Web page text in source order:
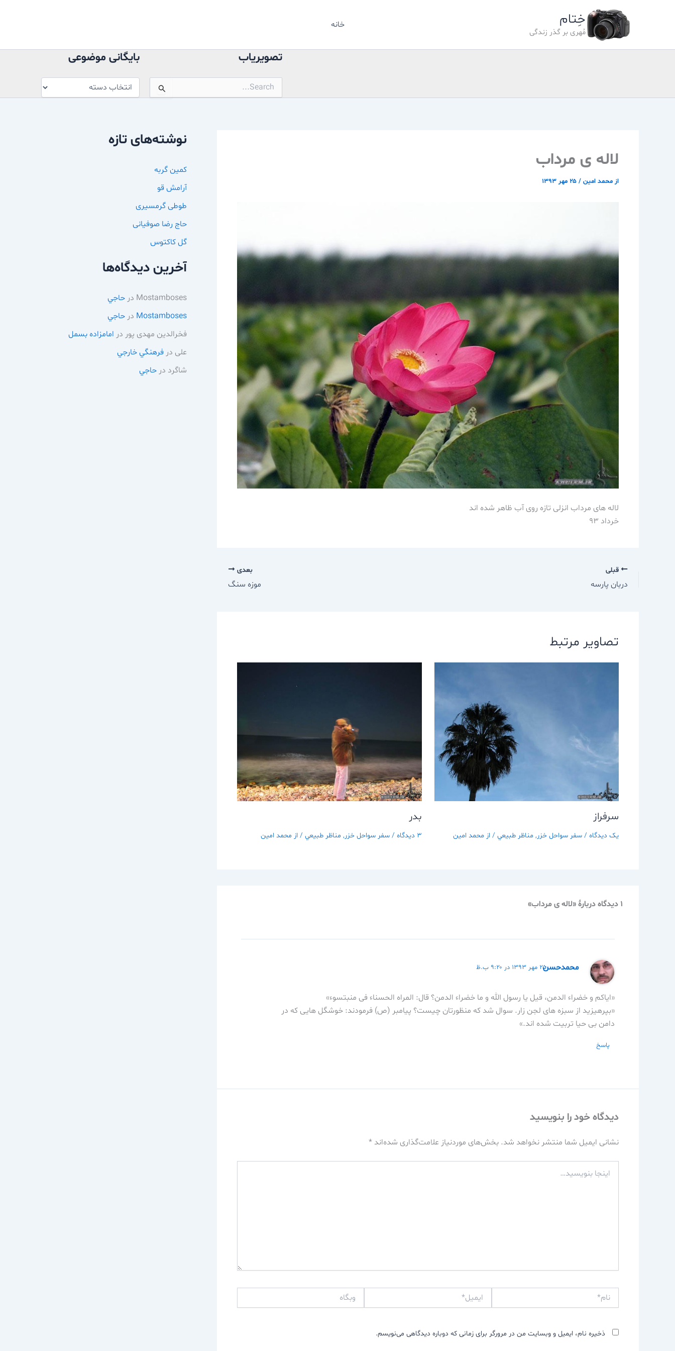
خِتام
مُهری بر گذر زندگی
خانه
تصویریاب
جستجو
برای:
بایگانی موضوعی
لاله ی مرداب
از محمد امین / ۲۵ مهر ۱۳۹۳
لاله های مرداب انزلی تازه روی آب ظاهر شده اند
خرداد 93
قبلی
دربان پارسه
بعدی
موزه سنگ
تصاویر مرتبط
سرفراز
یک دیدگاه / سفر سواحل خزر, مناظر طبيعي / از محمد امین
بدر
3 دیدگاه /سفر سواحل خزر, مناظر طبيعي / از محمد امین
1 دیدگاه دربارهٔ «لاله ی مرداب»
محمدحسن۲۵ مهر ۱۳۹۳ در ۹:۲۰ ب.ظ
«ایاکم و خضراء الدمن، قیل یا رسول الله و ما خضراء الدمن؟ قال: المراه الحسناء فی منبت‏سوء»
«بپرهیزید از سبزه های لجن زار. سوال شد که منظورتان چیست؟ پیامبر (ص) فرمودند: خوشگل هایی که در
دامن بی حیا تربیت شده اند.»
پاسخ
دیدگاه‌ خود را بنویسید
نشانی ایمیل شما منتشر نخواهد شد. بخش‌های موردنیاز علامت‌گذاری شده‌اند *
بنویسید…
ذخیره نام، ایمیل و وبسایت من در مرورگر برای زمانی که دوباره دیدگاهی می‌نویسم.
نوشته‌های تازه
کمین گربه
آرامش قو
طوطی گرمسیری
حاج رضا صوفیانی
گل کاکتوس
آخرین دیدگاه‌ها
Mostamboses در حاجي
Mostamboses در حاجي
فخرالدین مهدی پور در امامزاده بسمل
علی در فرهنگي خارجي
شاگرد در حاجي